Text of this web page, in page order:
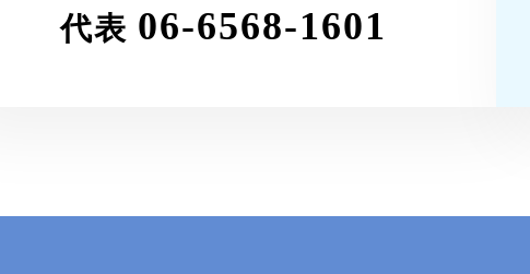
代表 06-6568-1601